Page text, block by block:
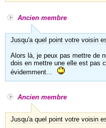
Ancien membre
Jusqu'a quel point votre voisin
Alors là, je peux pas mettre de
dois en mettre une elle est pas
évidemment...
Ancien membre
Jusqu'a quel point votre voisin